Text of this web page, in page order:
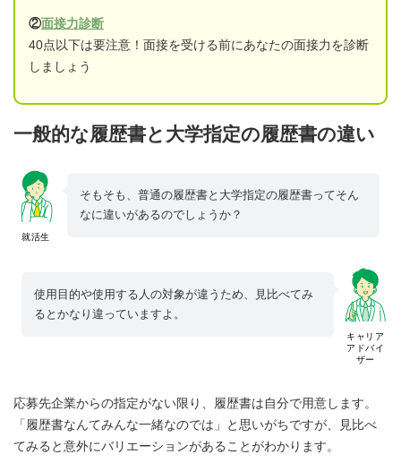
②面接力診断
40点以下は要注意！面接を受ける前にあなたの面接力を診断
しましょう
一般的な履歴書と大学指定の履歴書の違い
就活生
そもそも、普通の履歴書と大学指定の履歴書ってそん
なに違いがあるのでしょうか？
キャリア
アドバイ
ザー
使用目的や使用する人の対象が違うため、見比べてみ
るとかなり違っていますよ。
応募先企業からの指定がない限り、履歴書は自分で用意します。
「履歴書なんてみんな一緒なのでは」と思いがちですが、見比べ
てみると意外にバリエーションがあることがわかります。